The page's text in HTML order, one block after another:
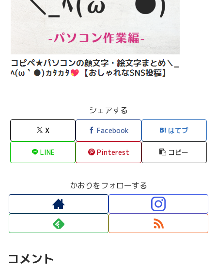
シェアする
X Facebook はてブ
LINE Pinterest コピー
かおりをフォローする
コメント